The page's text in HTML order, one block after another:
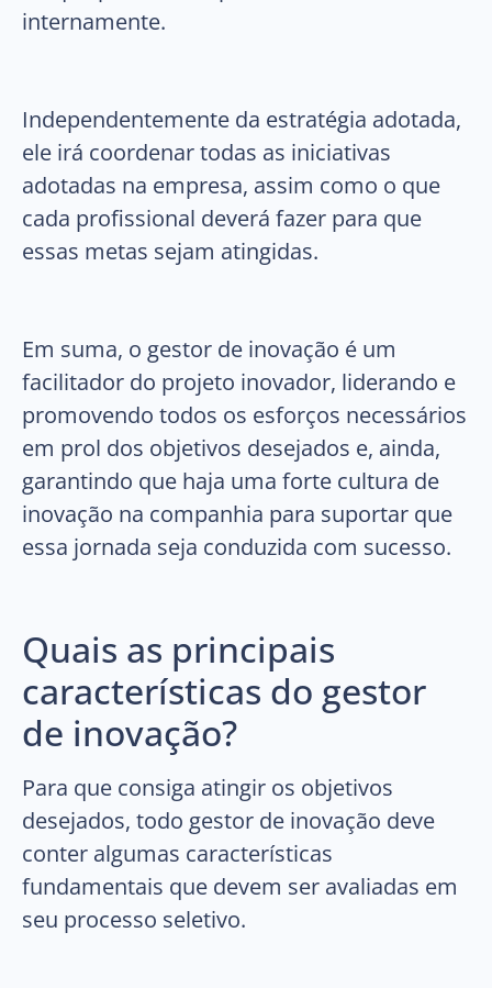
internamente.
Independentemente da estratégia adotada,
ele irá coordenar todas as iniciativas
adotadas na empresa, assim como o que
cada profissional deverá fazer para que
essas metas sejam atingidas.
Em suma, o gestor de inovação é um
facilitador do projeto inovador, liderando e
promovendo todos os esforços necessários
em prol dos objetivos desejados e, ainda,
garantindo que haja uma forte cultura de
inovação na companhia para suportar que
essa jornada seja conduzida com sucesso.
Quais as principais
características do gestor
de inovação?
Para que consiga atingir os objetivos
desejados, todo gestor de inovação deve
conter algumas características
fundamentais que devem ser avaliadas em
seu processo seletivo.